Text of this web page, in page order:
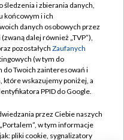
TVP
i zbierania danych,
końcowym i ich
danych osobowych przez
dalej również „TVP”),
pozostałych Zaufanych
(w tym do
do Twoich zainteresowań i
które wskazujemy poniżej, a
PPID do Google.
przez Ciebie naszych
w tym informacje
pliki cookie, sygnalizatory